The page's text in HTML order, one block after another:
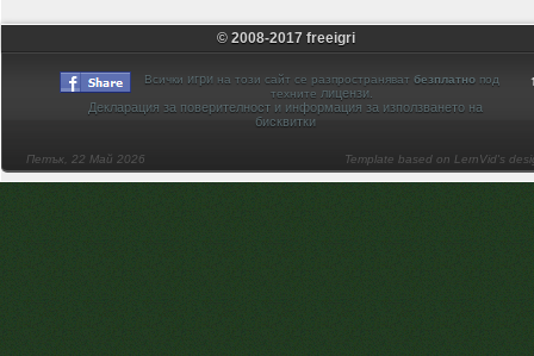
© 2008-2017 freeigri
Всички игри на този сайт се разпространяват безплатнопод
техните лицензи
Декларация за поверителност и информация за използването на
бисквитки
Петък, 22 Май 2026 Template based on LernVid's